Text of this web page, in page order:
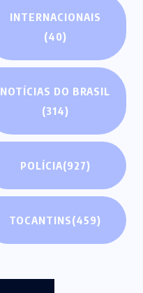
INTERNACIONAIS
(40)
NOTÍCIAS DO BRASIL
(314)
POLÍCIA(927)
TOCANTINS(459)